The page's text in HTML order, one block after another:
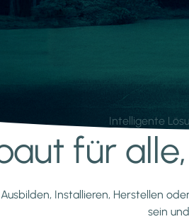
Intelligente
für
Installieren, Herstellen
sein